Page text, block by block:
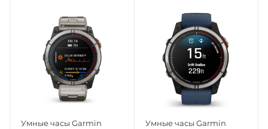
Умные часы Garmin
Умные часы Garmin